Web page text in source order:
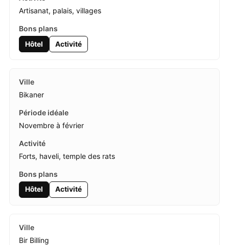
Artisanat, palais, villages
Hôtel Activité
Bikaner
Novembre à février
Forts, haveli, temple des rats
Hôtel Activité
Bir Billing